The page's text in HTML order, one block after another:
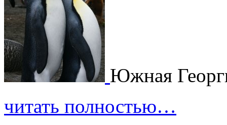
Южная
читать полностью…